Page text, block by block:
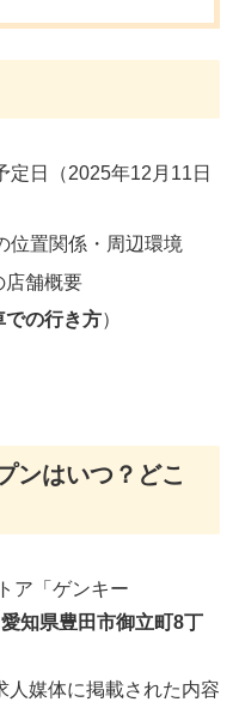
定日（2025年12月11日
位置関係・周辺環境
店舗概要
での行き方）
ンはいつ？どこ
ア「ゲンキー
愛知県豊田市御立町8丁
人媒体に掲載された内容